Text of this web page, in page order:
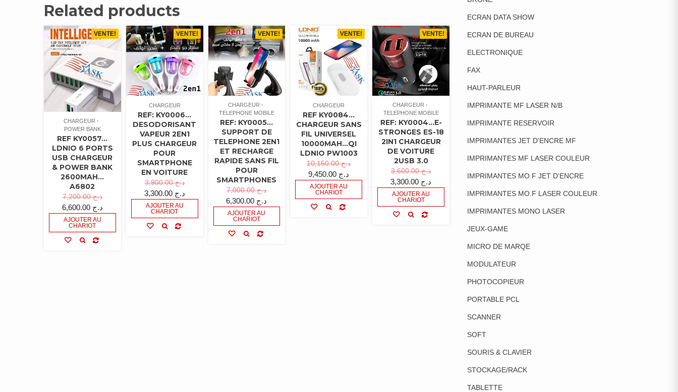
Related products
VENTE!
CHARGEUR
POWER BANK
REF KY0057…
LDNIO 6 PORTS
USB CHARGEUR
& POWER BANK
2600MAH…
A6802
د.ج7,200.00
د.ج 6,600.00
AJOUTER AU
CHARIOT
VENTE!
CHARGEUR
REF: KY0006…
DESODORISANT
VAPEUR 2EN1
PLUS CHARGEUR
POUR
SMARTPHONE
EN VOITURE
د.ج3,900.00
د.ج 3,300.00
AJOUTER AU
CHARIOT
VENTE!
CHARGEUR
TELEPHONE MOBILE
REF: KY0005…
SUPPORT DE
TELEPHONE 2EN1
ET RECHARGE
RAPIDE SANS FIL
POUR
SMARTPHONES
د.ج7,000.00
د.ج
AJOUTER AU
CHARIOT
VENTE!
CHARGEUR
REF KY0084…
CHARGEUR SANS
FIL UNIVERSEL
10000MAH…QI
LDNIO PW1003
د.ج10,150.00
د.ج
AJOUTER AU
CHARIOT
VENTE!
CHARGEUR
TELEPHONE MOBILE
REF: KY0004…E-
STRONGES ES-18
2IN1 CHARGEUR
DE VOITURE
2USB 3.0
د.ج3,600.00
د.ج
AJOUTER AU
CHARIOT
ECRAN DATA SHOW
ECRAN DE BUREAU
ELECTRONIQUE
FAX
HAUT-PARLEUR
IMPRIMANTE MF LASER N/B
IMPRIMANTE RESERVOIR
IMPRIMANTES JET D'ENCRE MF
IMPRIMANTES MF LASER COULEUR
IMPRIMANTES MO.F JET D'ENCRE
IMPRIMANTES MO.F LASER COULEUR
IMPRIMANTES MONO LASER
JEUX-GAME
MICRO DE MARQE
MODULATEUR
PHOTOCOPIEUR
PORTABLE PCL
SCANNER
SOFT
SOURIS & CLAVIER
STOCKAGE/RACK
TABLETTE